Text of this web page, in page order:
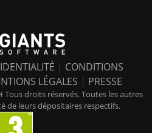
| CONDITIONS
LÉGALES | PRESSE
Tous droits réservés. Toutes les autres
de leurs dépositaires respectifs.